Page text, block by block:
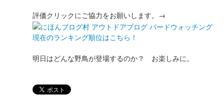
評価クリックにご協力をお願いします。→
現在のランキング順位はこちら！
明日はどんな野鳥が登場するのか？ お楽しみに。